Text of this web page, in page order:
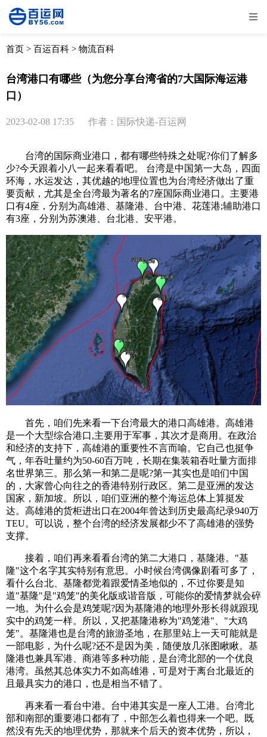
全部 物流资讯
首页 > 百运百科 > 物流百科
台湾港口有哪些（为您分享台湾省的7大国际海运港
口）
2023-02-08 17:35 作者：国际快递-百运网
台湾的国际商业港口，都有哪些特殊之处呢?你们了解多
少?今天跟着小八一起来看看吧。 台湾是中国第一大岛，四面
环海，水运发达，其优越的地理位置也为台湾经济做出了重
要贡献，尤其是全台湾最为著名的7座国际商业港口。主要港
口有4座，分别为高雄港、基隆港、台中港、花莲港;辅助港口
有3座，分别为苏澳港、台北港、安平港。
首先，咱们先来看一下台湾最大的港口高雄港。高雄港
是一个大型综合港口,主要用于军事，其次才是商用。在政治
和经济的支持下，高雄港的重要性不言而喻。它自己也挺争
气，年吞吐量约为50-60百万吨，长期在集装箱吞吐量方面排
名世界第三。那么第一和第二是呢?第一其实也是咱们中国
的，大家曾心向往之的香港特别行政区。第二是亚洲的发达
国家，新加坡。所以，咱们亚洲的整个海运总体上算挺发
达。高雄港的货柜进出口在2004年曾达到历史最高纪录940万
TEU。可以说，整个台湾的经济发展都少不了高雄港的强势
支撑。
接着，咱们再来看看台湾的第二大港口，基隆港。"基
隆"这个名字其实特别有意思。小时候台湾偶像剧看可多了，
看什么台北、基隆都觉着跟爱情圣地似的，不过你要是知
道"基隆"是"鸡笼"的美化版或谐音版，可能你的爱情梦就会碎
一地。为什么会是鸡笼呢?因为基隆港的地理外形长得就跟现
实中的鸡笼一样。所以，又把基隆港称为"鸡笼港"、"大鸡
笼"。基隆港也是台湾的旅游圣地，在那里站上一天可能就是
一部电影，为什么呢?还不是因为美，随便放几张图瞅瞅。基
隆港也兼具军港、商港等多种功能，是台湾北部的一个优良
港湾。虽然其总体实力不如高雄港，可是对于离台北最近的
且最具实力的港口，也是相当不错了。
再来看一看台中港。台中港其实是一座人工港。台湾北
部和南部的重要港口都有了，中部怎么着也得来一个吧。既
然没有先天的地理优势，那就来个后天的资本优势，所以，